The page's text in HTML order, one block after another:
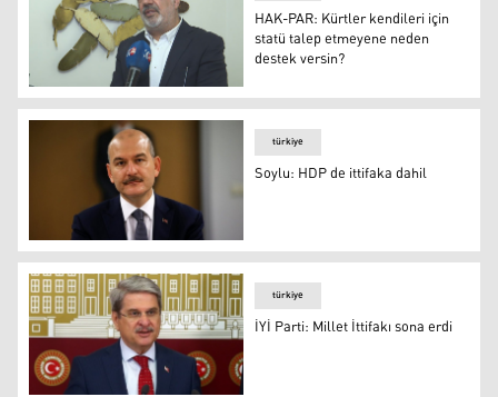
Abdüllatif Epözdemir, ittifaklar konusunu değerlendirdi
HAK-PAR: Kürtler kendileri için
statü talep etmeyene neden
destek versin?
Soylu: HDP de ittifaka dahil
türkiye
Soylu: HDP de ittifaka dahil
türkiye
İYİ Parti: Millet İttifakı sona erdi